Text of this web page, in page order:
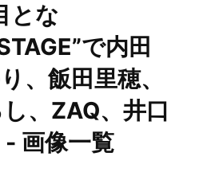
とな
で内田
、飯田里穂、
、ZAQ、井口
画像一覧